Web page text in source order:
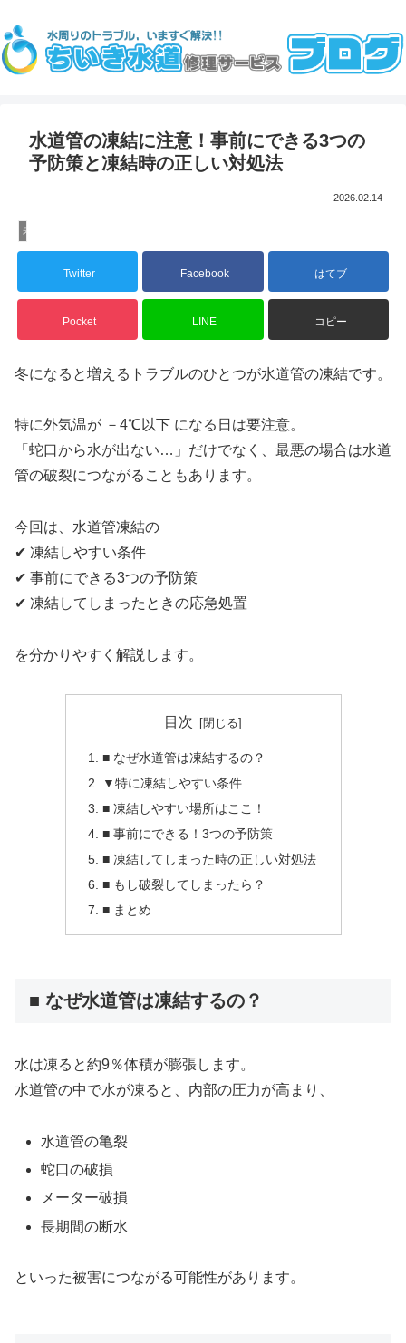
水道管の凍結に注意！事前にできる3つの
予防策と凍結時の正しい対処法
2026.02.14
未分類
Twitter Facebook はてブ
Pocket LINE コピー
冬になると増えるトラブルのひとつが水道管の凍結です。
特に外気温が －4℃以下 になる日は要注意。
「蛇口から水が出ない…」だけでなく、最悪の場合は水道
管の破裂につながることもあります。
今回は、水道管凍結の
✔ 凍結しやすい条件
✔ 事前にできる3つの予防策
✔ 凍結してしまったときの応急処置
を分かりやすく解説します。
目次
■ なぜ水道管は凍結するの？
▼特に凍結しやすい条件
■ 凍結しやすい場所はここ！
■ 事前にできる！3つの予防策
■ 凍結してしまった時の正しい対処法
■ もし破裂してしまったら？
■ まとめ
■ なぜ水道管は凍結するの？
水は凍ると約9％体積が膨張します。
水道管の中で水が凍ると、内部の圧力が高まり、
水道管の亀裂
蛇口の破損
メーター破損
長期間の断水
といった被害につながる可能性があります。